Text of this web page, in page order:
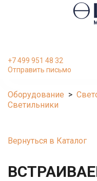
+7 499 951 48 32
Отправить письмо
Оборудование
  >
Светильники
Вернуться в Каталог